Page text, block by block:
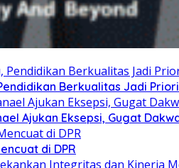
Berkualitas Jadi
Ajukan Eksepsi, Gugat
di DPR